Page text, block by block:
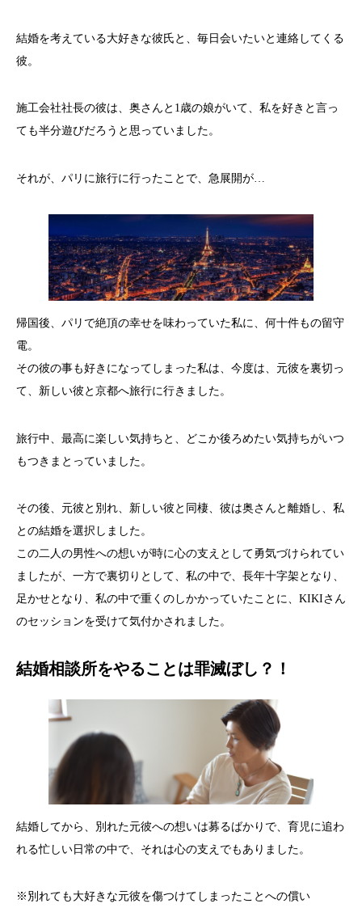
結婚を考えている大好きな彼氏と、毎日会いたいと連絡してくる
彼。
施工会社社長の彼は、奥さんと1歳の娘がいて、私を好きと言っ
ても半分遊びだろうと思っていました。
それが、パリに旅行に行ったことで、急展開が…
帰国後、パリで絶頂の幸せを味わっていた私に、何十件もの留守
電。
その彼の事も好きになってしまった私は、今度は、元彼を裏切っ
て、新しい彼と京都へ旅行に行きました。
旅行中、最高に楽しい気持ちと、どこか後ろめたい気持ちがいつ
もつきまとっていました。
その後、元彼と別れ、新しい彼と同棲、彼は奥さんと離婚し、私
との結婚を選択しました。
この二人の男性への想いが時に心の支えとして勇気づけられてい
ましたが、一方で裏切りとして、私の中で、長年十字架となり、
足かせとなり、私の中で重くのしかかっていたことに、KIKIさん
のセッションを受けて気付かされました。
結婚相談所をやることは罪滅ぼし？！
結婚してから、別れた元彼への想いは募るばかりで、育児に追わ
れる忙しい日常の中で、それは心の支えでもありました。
※別れても大好きな元彼を傷つけてしまったことへの償い